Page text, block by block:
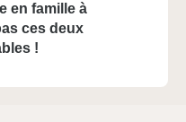
en famille à
ces deux
!